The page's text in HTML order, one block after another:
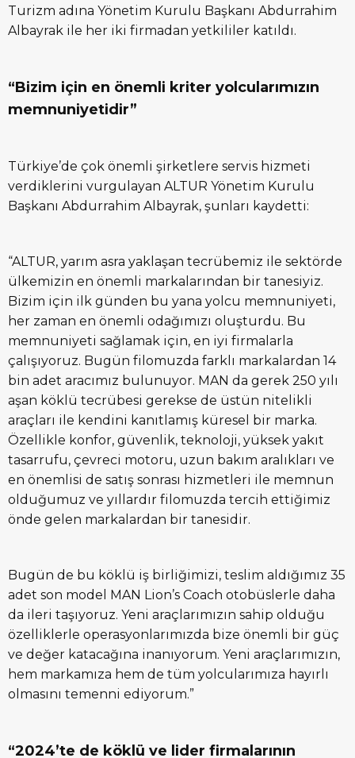
Turizm adına Yönetim Kurulu Başkanı Abdurrahim
Albayrak ile her iki firmadan yetkililer katıldı.
“Bizim için en önemli kriter yolcularımızın
memnuniyetidir”
Türkiye’de çok önemli şirketlere servis hizmeti
verdiklerini vurgulayan ALTUR Yönetim Kurulu
Başkanı Abdurrahim Albayrak, şunları kaydetti:
“ALTUR, yarım asra yaklaşan tecrübemiz ile sektörde
ülkemizin en önemli markalarından bir tanesiyiz.
Bizim için ilk günden bu yana yolcu memnuniyeti,
her zaman en önemli odağımızı oluşturdu. Bu
memnuniyeti sağlamak için, en iyi firmalarla
çalışıyoruz. Bugün filomuzda farklı markalardan 14
bin adet aracımız bulunuyor. MAN da gerek 250 yılı
aşan köklü tecrübesi gerekse de üstün nitelikli
araçları ile kendini kanıtlamış küresel bir marka.
Özellikle konfor, güvenlik, teknoloji, yüksek yakıt
tasarrufu, çevreci motoru, uzun bakım aralıkları ve
en önemlisi de satış sonrası hizmetleri ile memnun
olduğumuz ve yıllardır filomuzda tercih ettiğimiz
önde gelen markalardan bir tanesidir.
Bugün de bu köklü iş birliğimizi, teslim aldığımız 35
adet son model MAN Lion’s Coach otobüslerle daha
da ileri taşıyoruz. Yeni araçlarımızın sahip olduğu
özelliklerle operasyonlarımızda bize önemli bir güç
ve değer katacağına inanıyorum. Yeni araçlarımızın,
hem markamıza hem de tüm yolcularımıza hayırlı
olmasını temenni ediyorum.”
“2024’te de köklü ve lider firmalarının